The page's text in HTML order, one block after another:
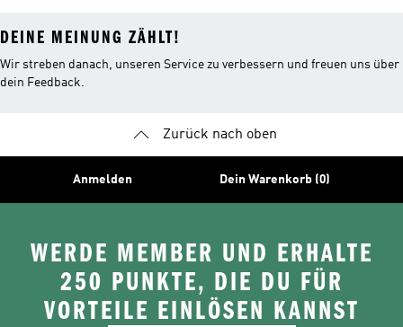
DEINE MEINUNG ZÄHLT!
Wir streben danach, unseren Service zu verbessern und freuen uns über
dein Feedback.
Zurück nach oben
Anmelden Dein Warenkorb (0)
WERDE MEMBER UND ERHALTE
250 PUNKTE, DIE DU FÜR
VORTEILE EINLÖSEN KANNST